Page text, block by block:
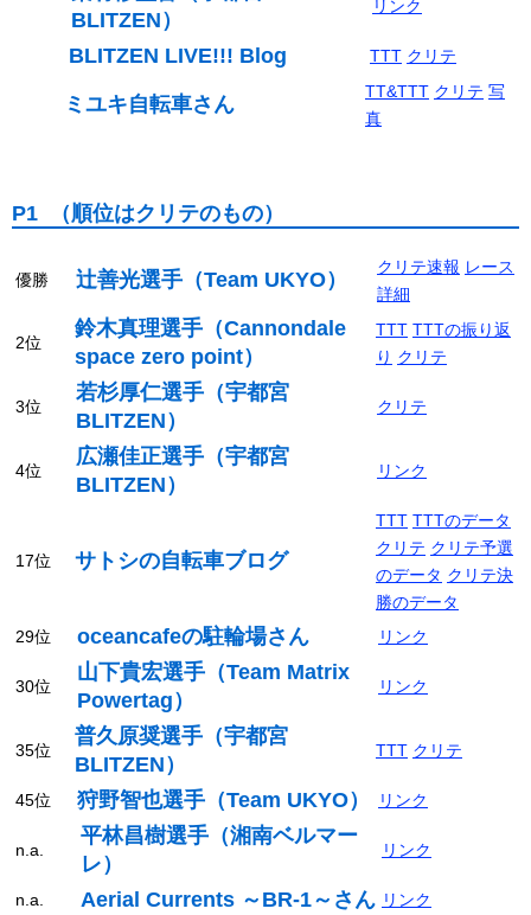
BLITZEN）
リンク
BLITZEN LIVE!!! Blog TTT クリテ
ミユキ自転車さん
TT&TTT クリテ 写
真
P1 （順位はクリテのもの）
優勝 辻善光選手（Team UKYO）
クリテ速報 レース
詳細
2位
鈴木真理選手（Cannondale
space zero point）
TTT TTTの振り返
り クリテ
3位
若杉厚仁選手（宇都宮
BLITZEN）
クリテ
4位
広瀬佳正選手（宇都宮
BLITZEN）
リンク
17位 サトシの自転車ブログ
TTT TTTのデータ
クリテ クリテ予選
のデータ クリテ決
勝のデータ
29位
oceancafeの駐輪場さん リンク
30位
山下貴宏選手（Team Matrix
Powertag）
リンク
35位
普久原奨選手（宇都宮
BLITZEN）
TTT クリテ
45位 狩野智也選手（Team UKYO） リンク
n.a.
平林昌樹選手（湘南ベルマー
レ）
リンク
n.a. Aerial Currents ～BR-1～さん リンク